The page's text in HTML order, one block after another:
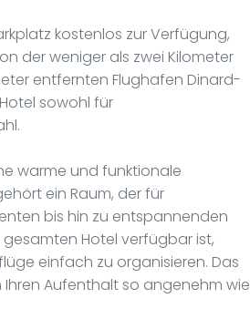
kostenlos zur Verfügung,
der weniger als zwei Kilometer
entfernten Flughafen Dinard-
sowohl für
warme und funktionale
ein Raum, der für
bis hin zu entspannenden
gesamten Hotel verfügbar ist,
einfach zu organisieren. Das
Aufenthalt so angenehm wie